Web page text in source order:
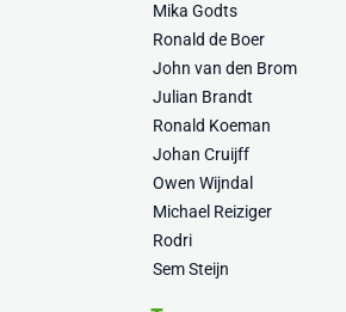
Mika Godts
Ronald de Boer
John van den Brom
Julian Brandt
Ronald Koeman
Johan Cruijff
Owen Wijndal
Michael Reiziger
Rodri
Sem Steijn